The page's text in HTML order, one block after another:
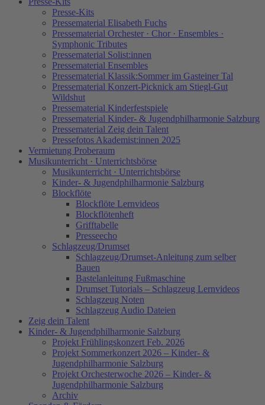
Presse-Kits
Pressematerial Elisabeth Fuchs
Pressematerial Orchester · Chor · Ensembles ·
Symphonic Tributes
Pressematerial Solist:innen
Pressematerial Ensembles
Pressematerial Klassik:Sommer im Gasteiner Tal
Pressematerial Konzert-Picknick am Stiegl-Gut
Wildshut
Pressematerial Kinderfestspiele
Pressematerial Kinder- & Jugendphilharmonie Salzburg
Pressematerial Zeig dein Talent
Pressefotos Akademist:innen 2025
Vermietung Proberaum
Musikunterricht · Unterrichtsbörse
Musikunterricht · Unterrichtsbörse
Kinder- & Jugendphilharmonie Salzburg
Blockflöte
Blockflöte Lernvideos
Blockflötenheft
Grifftabelle
Presseecho
Schlagzeug/Drumset
Schlagzeug/Drumset-Anleitung zum selber
Bauen
Bastelanleitung Fußmaschine
Drumset Tutorials – Schlagzeug Lernvideos
Schlagzeug Noten
Schlagzeug Audio Dateien
Zeig dein Talent
Kinder- & Jugendphilharmonie Salzburg
Projekt Frühlingskonzert Feb. 2026
Projekt Sommerkonzert 2026 – Kinder- &
Jugendphilharmonie Salzburg
Projekt Orchesterwoche 2026 – Kinder- &
Jugendphilharmonie Salzburg
Archiv